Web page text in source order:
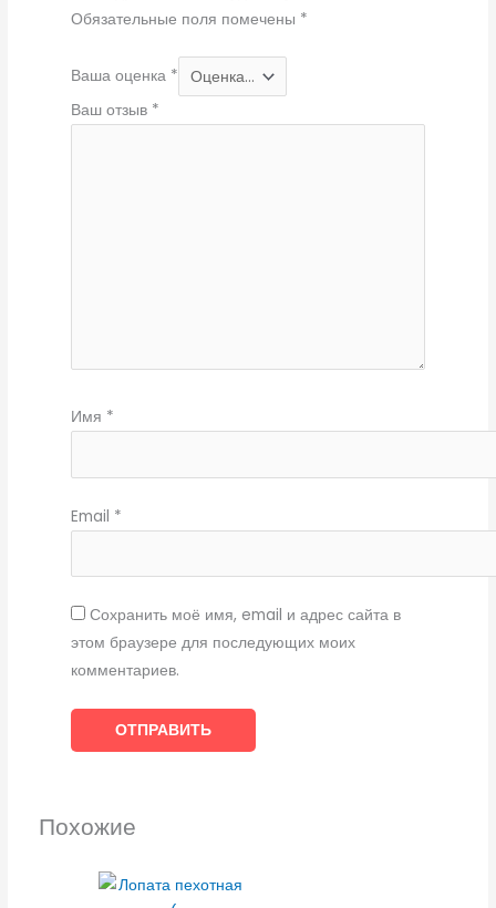
Обязательные поля помечены *
Ваша оценка *
Ваш отзыв *
Имя *
Email *
Сохранить моё имя, email и адрес сайта в
этом браузере для последующих моих
комментариев.
Похожие